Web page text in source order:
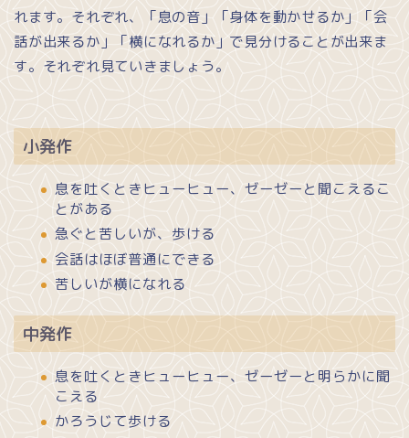
れます。それぞれ、「息の音」「身体を動かせるか」「会
話が出来るか」「横になれるか」で見分けることが出来ま
す。それぞれ見ていきましょう。
小発作
息を吐くときヒューヒュー、ゼーゼーと聞こえるこ
とがある
急ぐと苦しいが、歩ける
会話はほぼ普通にできる
苦しいが横になれる
中発作
息を吐くときヒューヒュー、ゼーゼーと明らかに聞
こえる
かろうじて歩ける